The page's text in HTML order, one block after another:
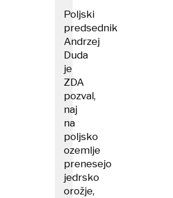
Poljski
predsednik
Andrzej
Duda
je
ZDA
pozval,
naj
na
poljsko
ozemlje
prenesejo
jedrsko
orožje,